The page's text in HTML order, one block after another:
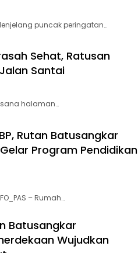
puncak peringatan…
Sehat, Ratusan
Santai
halaman…
Rutan Batusangkar
Program Pendidikan
– Rumah…
Batusangkar
Wujudkan